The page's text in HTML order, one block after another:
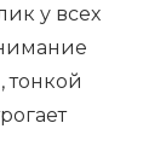
у всех